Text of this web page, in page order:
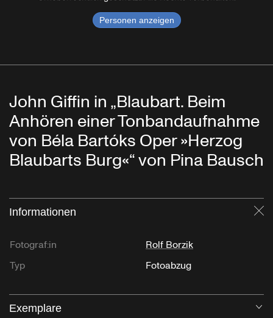
Personen anzeigen
John Giffin in „Blaubart. Beim
Anhören einer Tonbandaufnahme
von Béla Bartóks Oper »Herzog
Blaubarts Burg«“ von Pina Bausch
Informationen
Fotograf:in
Rolf Borzik
Typ
Fotoabzug
Exemplare